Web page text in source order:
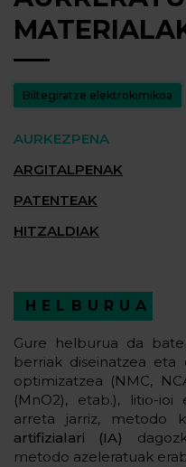
Biltegiratze elektrokimikoa
AURKEZPENA
ARGITALPENAK
PATENTEAK
HITZALDIAK
HELBURUA
Gure helburua da
berriak diseinatzea
optimizatzea (NMC,
(MnO2), etab.), litio-
arreta jarriz, metodo
artifizialari (IA)
metodo azeleratuak